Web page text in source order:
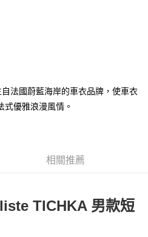
哥大用戶可立即使用無須另外申請。
交易或遇審核未通過，訂單將自動取
付你分期」於每月結算日後寄送繳費提
「超商條碼／台灣大直營門市／銀行轉
、不需儲值。
付」後，將跳轉至「AFTEE先享後付」
後，即可完成結帳。
免運費
法國蔚藍海岸的車衣品牌，使車衣
式優雅浪漫風情。
相關推薦
TICHKA 男款短